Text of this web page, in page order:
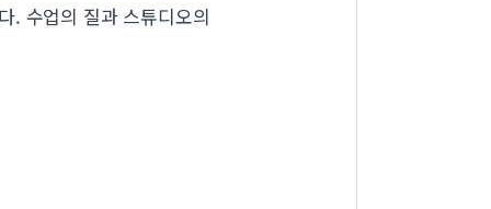
. 수업의 질과 스튜디오의